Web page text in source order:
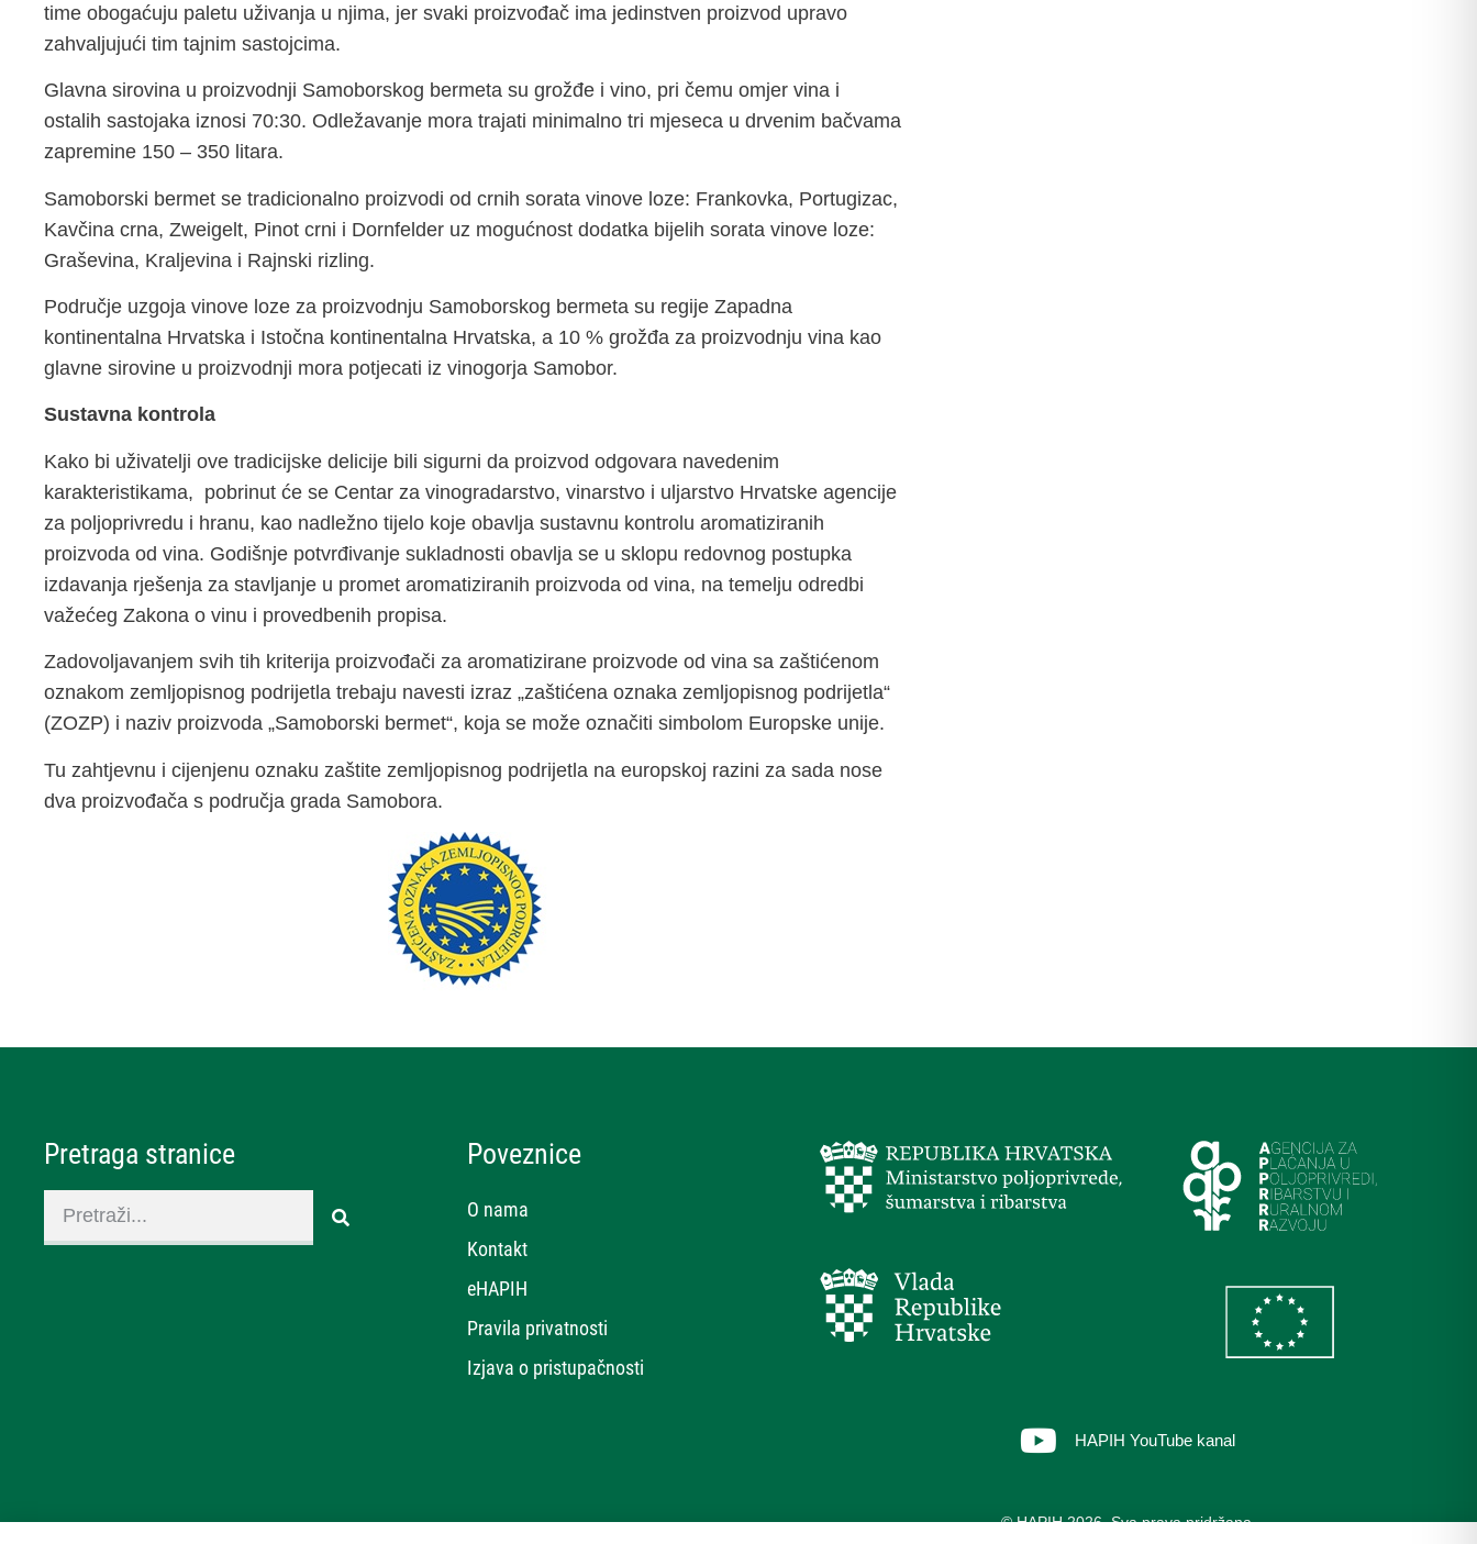
time obogaćuju paletu uživanja u njima, jer svaki proizvođač ima jedinstven proizvod upravo
zahvaljujući tim tajnim sastojcima.
Glavna sirovina u proizvodnji Samoborskog bermeta su grožđe i vino, pri čemu omjer vina i
ostalih sastojaka iznosi 70:30. Odležavanje mora trajati minimalno tri mjeseca u drvenim bačvama
zapremine 150 – 350 litara.
Samoborski bermet se tradicionalno proizvodi od crnih sorata vinove loze: Frankovka, Portugizac,
Kavčina crna, Zweigelt, Pinot crni i Dornfelder uz mogućnost dodatka bijelih sorata vinove loze:
Graševina, Kraljevina i Rajnski rizling.
Područje uzgoja vinove loze za proizvodnju Samoborskog bermeta su regije Zapadna
kontinentalna Hrvatska i Istočna kontinentalna Hrvatska, a 10 % grožđa za proizvodnju vina kao
glavne sirovine u proizvodnji mora potjecati iz vinogorja Samobor.
Sustavna kontrola
Kako bi uživatelji ove tradicijske delicije bili sigurni da proizvod odgovara navedenim
karakteristikama, pobrinut će se Centar za vinogradarstvo, vinarstvo i uljarstvo Hrvatske agencije
za poljoprivredu i hranu, kao nadležno tijelo koje obavlja sustavnu kontrolu aromatiziranih
proizvoda od vina. Godišnje potvrđivanje sukladnosti obavlja se u sklopu redovnog postupka
izdavanja rješenja za stavljanje u promet aromatiziranih proizvoda od vina, na temelju odredbi
važećeg Zakona o vinu i provedbenih propisa.
Zadovoljavanjem svih tih kriterija proizvođači za aromatizirane proizvode od vina sa zaštićenom
oznakom zemljopisnog podrijetla trebaju navesti izraz „zaštićena oznaka zemljopisnog podrijetla“
(ZOZP) i naziv proizvoda „Samoborski bermet“, koja se može označiti simbolom Europske unije.
Tu zahtjevnu i cijenjenu oznaku zaštite zemljopisnog podrijetla na europskoj razini za sada nose
dva proizvođača s područja grada Samobora.
Pretraga stranice Poveznice
O nama
Kontakt
eHAPIH
Pravila privatnosti
Izjava o pristupačnosti
HAPIH YouTube kanal
© HAPIH 2026. Sva prava pridržana